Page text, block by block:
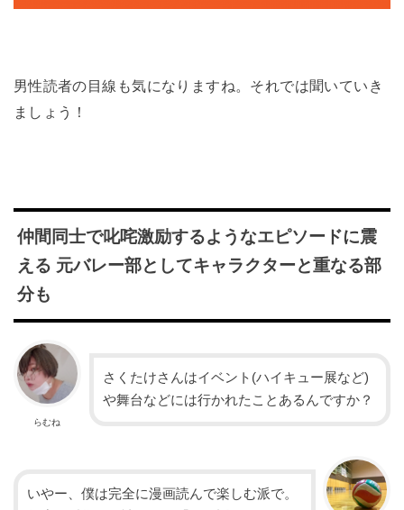
男性読者の目線も気になりますね。それでは聞いていき
ましょう！
仲間同士で叱咤激励するようなエピソードに震
える 元バレー部としてキャラクターと重なる部
分も
らむね
さくたけさんはイベント(ハイキュー展など)
や舞台などには行かれたことあるんですか？
いやー、僕は完全に漫画読んで楽しむ派で。